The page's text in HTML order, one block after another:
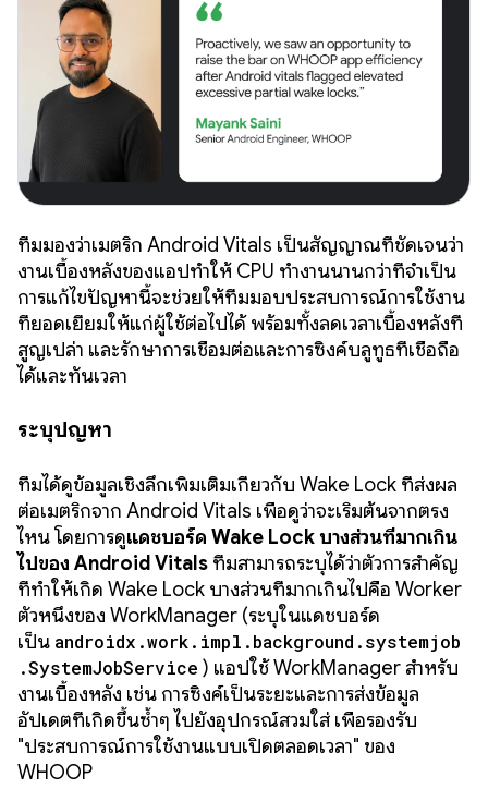
ทีมมองว่าเมตริก Android Vitals เป็นสัญญาณที่ชัดเจนว่า
งานเบื้องหลังของแอปทำให้ CPU ทำงานนานกว่าที่จำเป็น
การแก้ไขปัญหานี้จะช่วยให้ทีมมอบประสบการณ์การใช้งาน
ที่ยอดเยี่ยมให้แก่ผู้ใช้ต่อไปได้ พร้อมทั้งลดเวลาเบื้องหลังที่
สูญเปล่า และรักษาการเชื่อมต่อและการซิงค์บลูทูธที่เชื่อถือ
ได้และทันเวลา
ระบุปัญหา
ทีมได้ดูข้อมูลเชิงลึกเพิ่มเติมเกี่ยวกับ Wake Lock ที่ส่งผล
ต่อเมตริกจาก Android Vitals เพื่อดูว่าจะเริ่มต้นจากตรง
ไหน โดยการดูแดชบอร์ด Wake Lock บางส่วนที่มากเกิน
ไปของ Android Vitals ทีมสามารถระบุได้ว่าตัวการสำคัญ
ที่ทำให้เกิด Wake Lock บางส่วนที่มากเกินไปคือ Worker
ตัวหนึ่งของ WorkManager (ระบุในแดชบอร์ด
เป็น androidx.work.impl.background.systemjob
.SystemJobService ) แอปใช้ WorkManager สำหรับ
งานเบื้องหลัง เช่น การซิงค์เป็นระยะและการส่งข้อมูล
อัปเดตที่เกิดขึ้นซ้ำๆ ไปยังอุปกรณ์สวมใส่ เพื่อรองรับ
"ประสบการณ์การใช้งานแบบเปิดตลอดเวลา" ของ
WHOOP